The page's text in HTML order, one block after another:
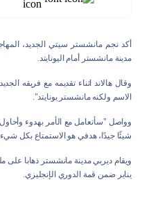
أكد نجم مانشستر سيتي الجديد،
مدينة مانشستر أمام اليونايتد.
وقال هالاند اثناء تقديمه مع فريقه
الاسم ولكنه مانشستر يونايتد".
وواصل "سأتعامل مع الأمر بهدوء
شيئًا جيدًا، هدفي هو الاستمتاع بكل
يناير ضمن قمة الدوري الإنجليزي.